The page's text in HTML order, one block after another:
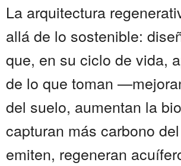
La arquitectura
allá de lo sostenible:
que, en su ciclo de vida,
de lo que toman
del suelo, aumentan la
capturan más carbono
emiten, regeneran